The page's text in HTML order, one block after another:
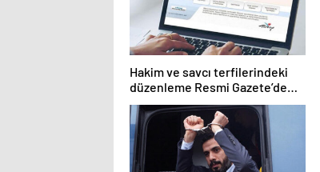
Hakim ve savcı terfilerindeki
düzenleme Resmi Gazete’de
yayımlandı